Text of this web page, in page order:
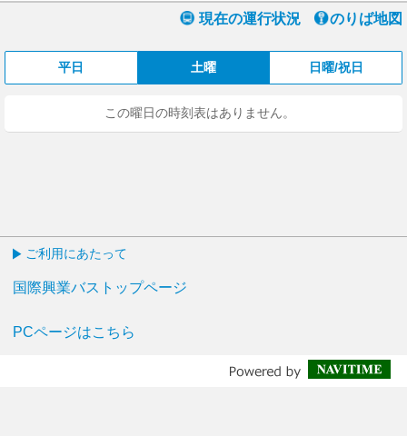
現在の運行状況 のりば地図
平日 土曜 日曜/祝日
この曜日の時刻表はありません。
ご利用にあたって
国際興業バストップページ
PCページはこちら